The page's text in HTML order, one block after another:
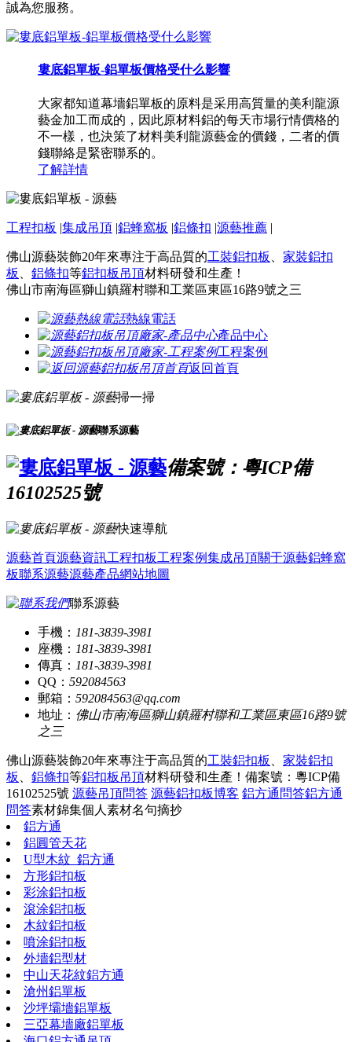
誠為您服務。
婁底鋁單板-鋁單板價格受什么影響
大家都知道幕墻鋁單板的原料是采用高質量的美利龍源
藝金加工而成的，因此原材料鋁的每天市場行情價格的
不一樣，也決策了材料美利龍源藝金的價錢，二者的價
錢聯絡是緊密聯系的。
了解詳情
工程扣板 |集成吊頂 |鋁蜂窩板 |鋁條扣 |源藝推薦 |
佛山源藝裝飾20年來專注于高品質的工裝鋁扣板
家裝鋁扣
板
鋁條扣等鋁扣板吊頂材料研發和生產！
佛山市南海區獅山鎮羅村聯和工業區東區16路9號之三
熱線電話
產品中心
工程案例
返回首頁
掃一掃
聯系源藝
備案號：粵ICP備
16102525號
快速導航
源藝首頁源藝資訊工程扣板工程案例集成吊頂關于源藝鋁蜂窩
板聯系源藝源藝產品網站地圖
聯系源藝
手機： 181-3839-3981
座機： 181-3839-3981
傳真： 181-3839-3981
QQ： 592084563
郵箱： 592084563@qq.com
地址： 佛山市南海區獅山鎮羅村聯和工業區東區16路9號
之三
佛山源藝裝飾20年來專注于高品質的工裝鋁扣板
家裝鋁扣
板
鋁條扣等鋁扣板吊頂材料研發和生產！ 備案號：粵ICP備
16102525號 源藝吊頂問答 源藝鋁扣板博客 鋁方通問答鋁方通
問答素材錦集個人素材名句摘抄
鋁方通
鋁圓管天花
U型木紋_鋁方通
方形鋁扣板
彩涂鋁扣板
滾涂鋁扣板
木紋鋁扣板
噴涂鋁扣板
外墻鋁型材
中山天花紋鋁方通
滄州鋁單板
沙坪壩墻鋁單板
三亞幕墻廠鋁單板